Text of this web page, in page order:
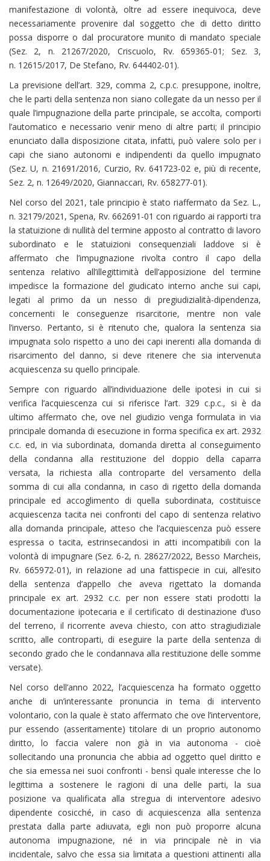
manifestazione di volontà, oltre ad essere inequivoca, deve
necessariamente provenire dal soggetto che di detto diritto
possa disporre o dal procuratore munito di mandato speciale
(Sez. 2, n. 21267/2020, Criscuolo, Rv. 659365-01; Sez. 3,
n. 12615/2017, De Stefano, Rv. 644402-01).
La previsione dell’art. 329, comma 2, c.p.c. presuppone, inoltre,
che le parti della sentenza non siano collegate da un nesso per il
quale l’impugnazione della parte principale, se accolta, comporti
l’automatico e necessario venir meno di altre parti; il principio
enunciato dalla disposizione citata, infatti, può valere solo per i
capi che siano autonomi e indipendenti da quello impugnato
(Sez. U, n. 21691/2016, Curzio, Rv. 641723-02 e, più di recente,
Sez. 2, n. 12649/2020, Giannaccari, Rv. 658277-01).
Nel corso del 2021, tale principio è stato riaffermato da Sez. L.,
n. 32179/2021, Spena, Rv. 662691-01 con riguardo ai rapporti tra
la statuizione di nullità del termine apposto al contratto di lavoro
subordinato e le statuizioni consequenziali laddove si è
affermato che l’impugnazione rivolta contro il capo della
sentenza relativo all’illegittimità dell’apposizione del termine
impedisce la formazione del giudicato interno anche sui capi,
legati al primo da un nesso di pregiudizialità-dipendenza,
concernenti le conseguenze risarcitorie, mentre non vale
l’inverso. Pertanto, si è ritenuto che, qualora la sentenza sia
impugnata solo rispetto a uno dei capi inerenti alla domanda di
risarcimento del danno, si deve ritenere che sia intervenuta
acquiescenza su quello principale.
Sempre con riguardo all’individuazione delle ipotesi in cui si
verifica l’acquiescenza cui si riferisce l’art. 329 c.p.c., si è da
ultimo affermato che, ove nel giudizio venga formulata in via
principale domanda di esecuzione in forma specifica ex art. 2932
c.c. ed, in via subordinata, domanda diretta al conseguimento
della condanna alla restituzione del doppio della caparra
versata, la richiesta alla controparte del versamento della
somma di cui alla condanna, in caso di rigetto della domanda
principale ed accoglimento di quella subordinata, costituisce
acquiescenza tacita nei confronti del capo di sentenza relativo
alla domanda principale, atteso che l’acquiescenza può essere
espressa o tacita, estrinsecandosi in atti incompatibili con la
volontà di impugnare (Sez. 6-2, n. 28627/2022, Besso Marcheis,
Rv. 665972-01), in relazione ad una fattispecie in cui, all’esito
della sentenza d’appello che aveva rigettato la domanda
principale ex art. 2932 c.c. per non essere stati prodotti la
documentazione ipotecaria e il certificato di destinazione d’uso
del terreno, il ricorrente aveva chiesto, con atto stragiudiziale
scritto, alle controparti, di eseguire la parte della sentenza di
secondo grado che le condannava alla restituzione delle somme
versate).
Nel corso dell’anno 2022, l’acquiescenza ha formato oggetto
anche di un’interessante pronuncia in tema di intervento
volontario, con la quale è stato affermato che ove l’interventore,
pur essendo (asseritamente) titolare di un proprio autonomo
diritto, lo faccia valere non già in via autonoma - cioè
sollecitando una pronuncia che abbia ad oggetto quel diritto e
che sia emessa nei suoi confronti - bensì quale interesse che lo
legittima a sostenere le ragioni di una delle parti, la sua
posizione va qualificata alla stregua di interventore adesivo
dipendente cosicché, in caso di acquiescenza alla sentenza
prestata dalla parte adiuvata, egli non può proporre alcuna
autonoma impugnazione, né in via principale nè in via
incidentale, salvo che essa sia limitata a questioni attinenti alla